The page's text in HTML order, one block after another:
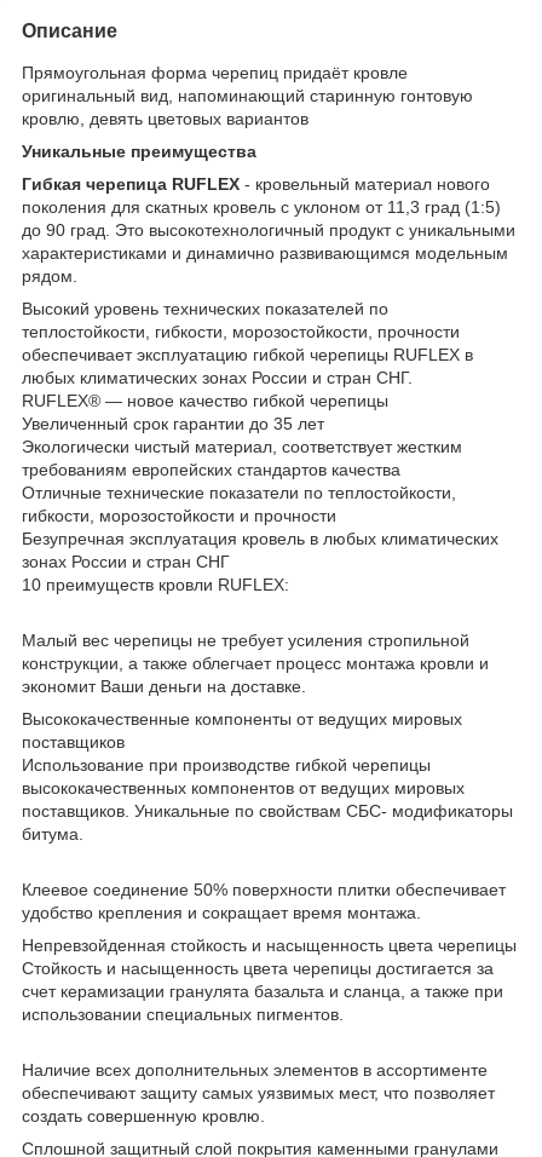
Описание
Прямоугольная форма черепиц придаёт кровле
оригинальный вид, напоминающий старинную гонтовую
кровлю, девять цветовых вариантов
Уникальные преимущества
Гибкая черепица RUFLEX - кровельный материал нового
поколения для скатных кровель с уклоном от 11,3 град (1:5)
до 90 град. Это высокотехнологичный продукт с уникальными
характеристиками и динамично развивающимся модельным
рядом.
Высокий уровень технических показателей по
теплостойкости, гибкости, морозостойкости, прочности
обеспечивает эксплуатацию гибкой черепицы RUFLEX в
любых климатических зонах России и стран СНГ.
RUFLEX® ― новое качество гибкой черепицы
Увеличенный срок гарантии до 35 лет
Экологически чистый материал, соответствует жестким
требованиям европейских стандартов качества
Отличные технические показатели по теплостойкости,
гибкости, морозостойкости и прочности
Безупречная эксплуатация кровель в любых климатических
зонах России и стран СНГ
10 преимуществ кровли RUFLEX:
Малый вес черепицы не требует усиления стропильной
конструкции, а также облегчает процесс монтажа кровли и
экономит Ваши деньги на доставке.
Высококачественные компоненты от ведущих мировых
поставщиков
Использование при производстве гибкой черепицы
высококачественных компонентов от ведущих мировых
поставщиков. Уникальные по свойствам СБС- модификаторы
битума.
Клеевое соединение 50% поверхности плитки обеспечивает
удобство крепления и сокращает время монтажа.
Непревзойденная стойкость и насыщенность цвета черепицы
Стойкость и насыщенность цвета черепицы достигается за
счет керамизации гранулята базальта и сланца, а также при
использовании специальных пигментов.
Наличие всех дополнительных элементов в ассортименте
обеспечивают защиту самых уязвимых мест, что позволяет
создать совершенную кровлю.
Сплошной защитный слой покрытия каменными гранулами